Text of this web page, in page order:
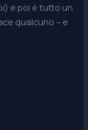
e poi è tutto un
qualcuno – e